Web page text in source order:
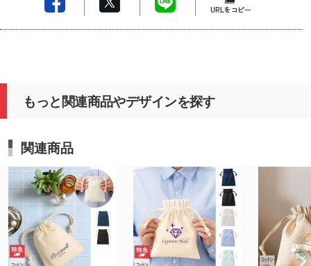
もっと関連商品やデザインを探す
関連商品